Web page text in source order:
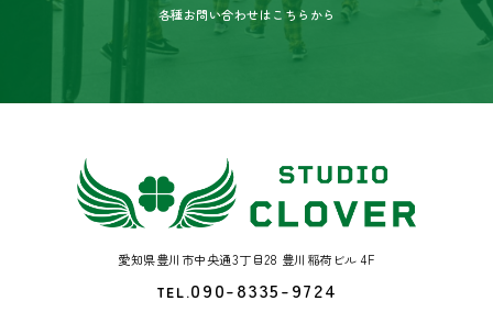
各種お問い合わせはこちらから
愛知県豊川市中央通3丁目28 豊川稲荷ビル 4F
TEL.090-8335-9724